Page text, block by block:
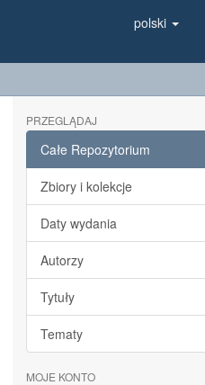
polski
PRZEGLĄDAJ
Całe Repozytorium
Zbiory i kolekcje
Daty wydania
Autorzy
Tytuły
Tematy
MOJE KONTO